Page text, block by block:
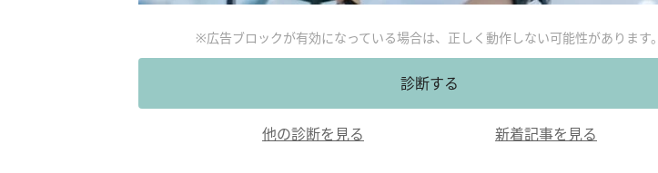
※広告ブロックが有効になっている場合は、正しく動作しない可能性があります。
診断する
他の診断を見る 新着記事を見る